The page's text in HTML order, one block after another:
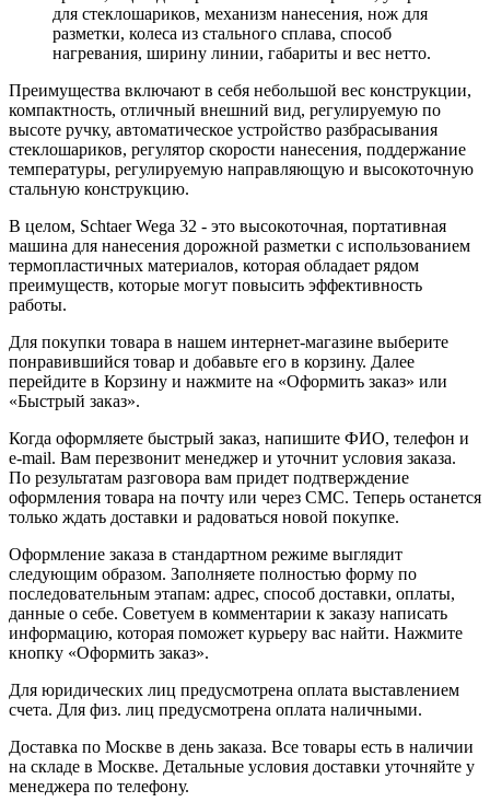
для стеклошариков, механизм нанесения, нож для
разметки, колеса из стального сплава, способ
нагревания, ширину линии, габариты и вес нетто.
Преимущества включают в себя небольшой вес конструкции,
компактность, отличный внешний вид, регулируемую по
высоте ручку, автоматическое устройство разбрасывания
стеклошариков, регулятор скорости нанесения, поддержание
температуры, регулируемую направляющую и высокоточную
стальную конструкцию.
В целом, Schtaer Wega 32 - это высокоточная, портативная
машина для нанесения дорожной разметки с использованием
термопластичных материалов, которая обладает рядом
преимуществ, которые могут повысить эффективность
работы.
Для покупки товара в нашем интернет-магазине выберите
понравившийся товар и добавьте его в корзину. Далее
перейдите в Корзину и нажмите на «Оформить заказ» или
«Быстрый заказ».
Когда оформляете быстрый заказ, напишите ФИО, телефон и
e-mail. Вам перезвонит менеджер и уточнит условия заказа.
По результатам разговора вам придет подтверждение
оформления товара на почту или через СМС. Теперь останется
только ждать доставки и радоваться новой покупке.
Оформление заказа в стандартном режиме выглядит
следующим образом. Заполняете полностью форму по
последовательным этапам: адрес, способ доставки, оплаты,
данные о себе. Советуем в комментарии к заказу написать
информацию, которая поможет курьеру вас найти. Нажмите
кнопку «Оформить заказ».
Для юридических лиц предусмотрена оплата выставлением
счета. Для физ. лиц предусмотрена оплата наличными.
Доставка по Москве в день заказа. Все товары есть в наличии
на складе в Москве. Детальные условия доставки уточняйте у
менеджера по телефону.